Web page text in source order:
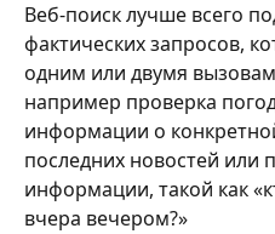
Веб-поиск лучше всего
фактических запросов,
одним или двумя
например проверка
информации о
последних новостей или
информации, такой как
вчера вечером?»